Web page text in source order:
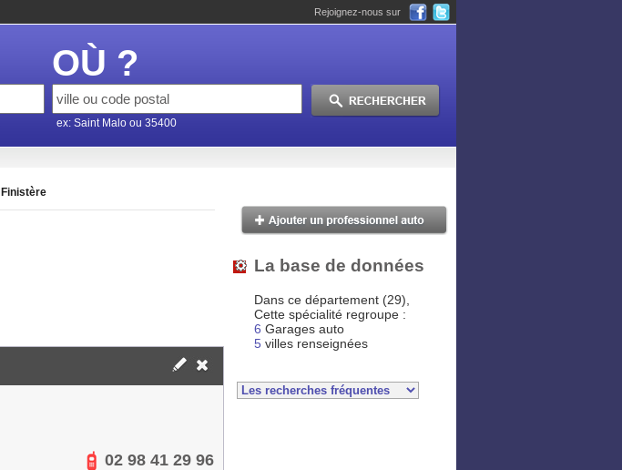
Rejoignez-nous sur
OÙ ?
ex: Saint Malo ou 35400
Finistère
02 98 41 29 96
La base de données
Dans ce département (29),
Cette spécialité regroupe :
6 Garages auto
5 villes renseignées